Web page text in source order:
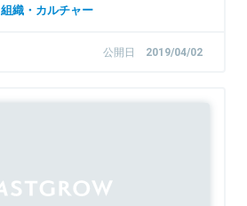
組織・カルチャー
公開日 2019/04/02